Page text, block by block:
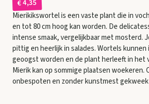
€ 4,35
Mierikikswortel is een vaste plant die in
en tot 80 cm hoog kan worden. De
intense smaak, vergelijkbaar met mosterd.
pittig en heerlijk in salades. Wortels
geoogst worden en de plant herleeft in het
Mierik kan op sommige plaatsen woekeren.
onbespoten en zonder kunstmest